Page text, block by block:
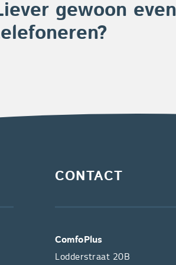
gewoon even
CONTACT
ComfoPlus
Lodderstraat 20B